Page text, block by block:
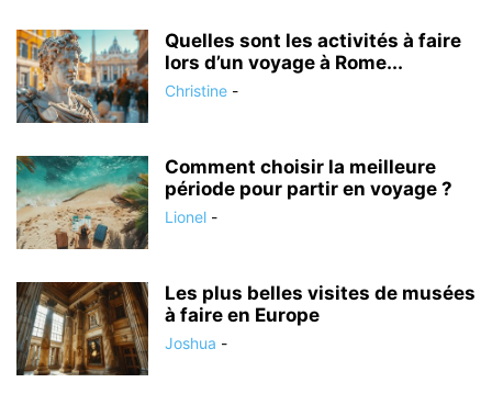
Quelles sont les activités à faire
lors d’un voyage à Rome...
Christine -
Comment choisir la meilleure
période pour partir en voyage ?
Lionel -
Les plus belles visites de musées
à faire en Europe
Joshua -